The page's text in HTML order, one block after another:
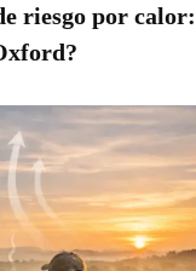
riesgo por calor: